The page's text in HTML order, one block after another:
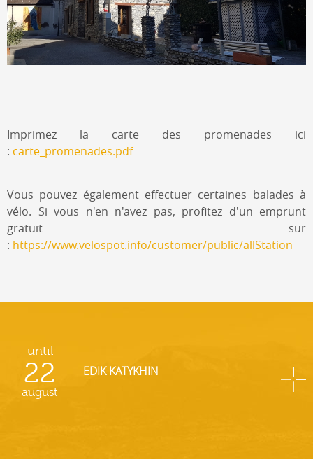
Imprimez la carte des promenades ici
: carte_promenades.pdf
Vous pouvez également effectuer certaines balades à
vélo. Si vous n'en n'avez pas, profitez d'un emprunt
gratuit sur
: https://www.velospot.info/customer/public/allStation
until
22
august
EDIK KATYKHIN